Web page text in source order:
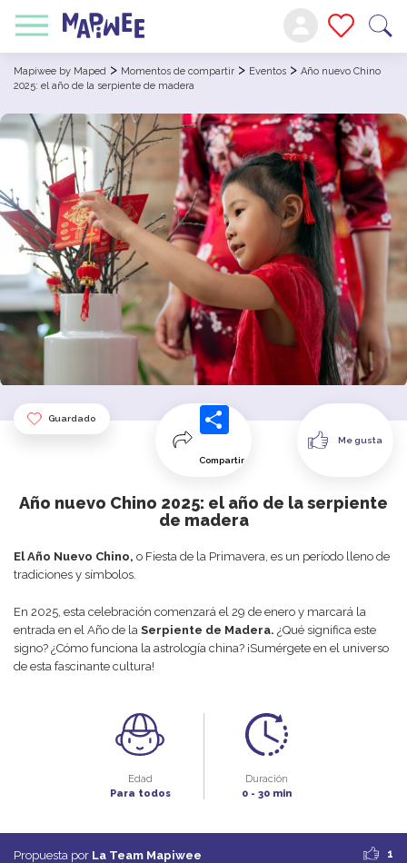
Mapiwee by Maped > Momentos de compartir > Eventos > Año nuevo Chino
2025: el año de la serpiente de madera
Guardado
Compartir
Me gusta
Año nuevo Chino 2025: el año de la serpiente
de madera
El Año Nuevo Chino, o Fiesta de la Primavera, es un período lleno de
tradiciones y símbolos.
En 2025, esta celebración comenzará el 29 de enero y marcará la
entrada en el Año de la Serpiente de Madera. ¿Qué significa este
signo? ¿Cómo funciona la astrología china? ¡Sumérgete en el universo
de esta fascinante cultura!
Edad
Para todos
Duración
0 - 30 min
Propuesta por La Team Mapiwee 1